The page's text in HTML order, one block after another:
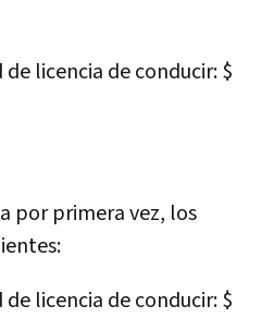
licencia de conducir: $
por primera vez, los
licencia de conducir: $